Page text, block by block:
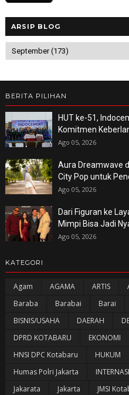
ARSIP BLOG
BERITA PILIHAN
HUT ke-51,
Komitmen
Ago 05, 2026
Aura Dreamwave
City Pop untuk
Ago 05, 2026
Dari Figuran ke
Mimpi Bisa Jadi
Ago 05, 2026
KATEGORI
Agam AGAMA ARTIS
Baraba
Barabai Barai
BISNIS/USAHA
DAERAH
DPRD KOTABARU
EKONOMI
HNSI DPC Kotabaru
HUKUM
Humas Polri Jakarta
Jakarata
Jakarta JMSI